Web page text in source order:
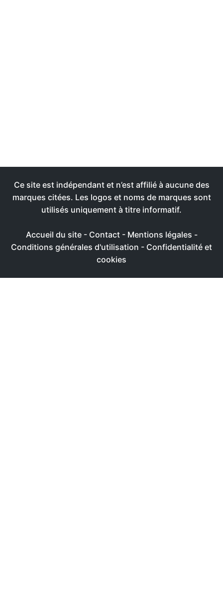
Ce site est indépendant et n’est affilié à aucune des
marques citées. Les logos et noms de marques sont
utilisés uniquement à titre informatif.
Accueil du site- Contact - Mentions légales -
Conditions générales d'utilisation - Confidentialité et
cookies